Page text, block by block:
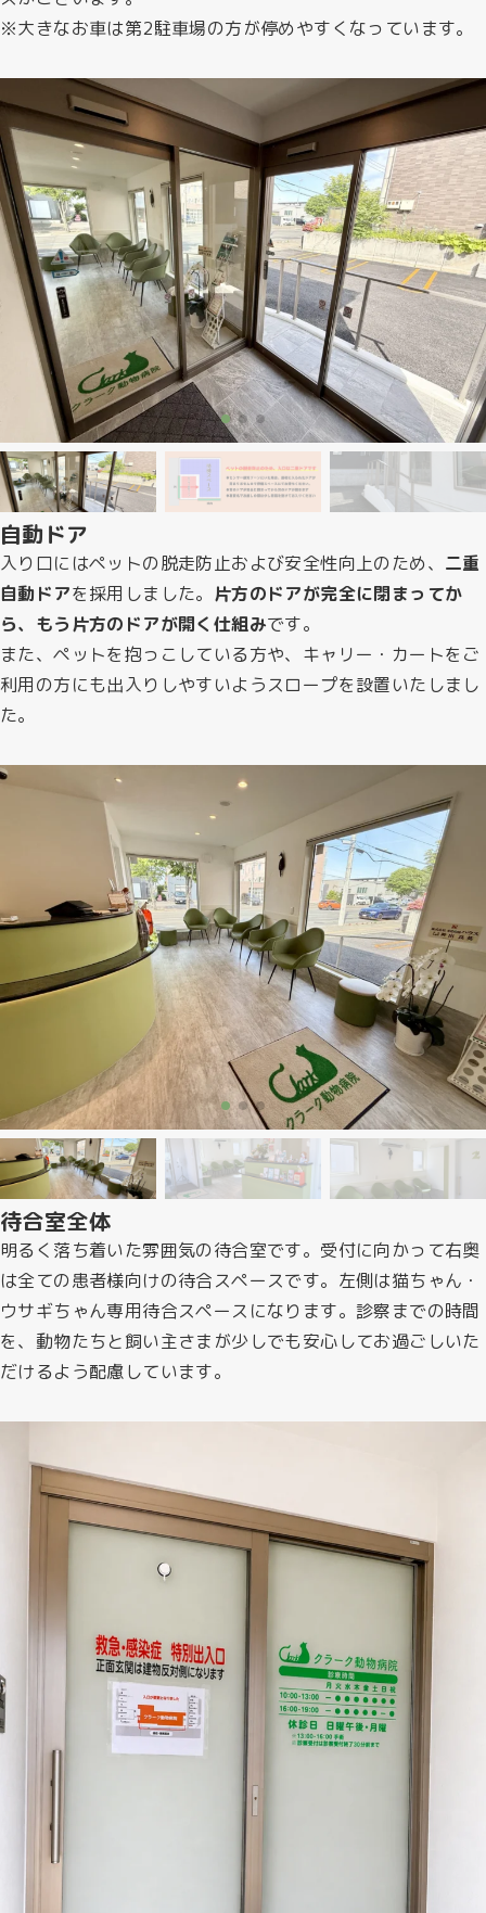
※大きなお車は第2駐車場の方が停めやすくなっています。
自動ドア
入り口にはペットの脱走防止および安全性向上のため、 二重
自動ドアを採用しました。 片方のドアが完全に閉まってか
ら、もう片方のドアが開く仕組みです。
また、ペットを抱っこしている方や、キャリー・カートをご
利用の方にも出入りしやすいようスロープを設置いたしまし
た。
待合室全体
明るく落ち着いた雰囲気の待合室です。受付に向かって右奥
は全ての患者様向けの待合スペースです。左側は猫ちゃん・
ウサギちゃん専用待合スペースになります。診察までの時間
を、動物たちと飼い主さまが少しでも安心してお過ごしいた
だけるよう配慮しています。